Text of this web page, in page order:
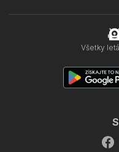
Všetky